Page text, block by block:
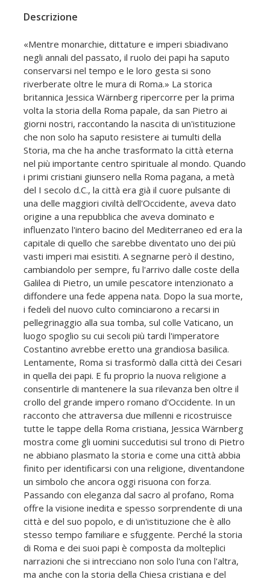
Descrizione
«Mentre monarchie, dittature e imperi sbiadivano
negli annali del passato, il ruolo dei papi ha saputo
conservarsi nel tempo e le loro gesta si sono
riverberate oltre le mura di Roma.» La storica
britannica Jessica Wärnberg ripercorre per la prima
volta la storia della Roma papale, da san Pietro ai
giorni nostri, raccontando la nascita di un'istituzione
che non solo ha saputo resistere ai tumulti della
Storia, ma che ha anche trasformato la città eterna
nel più importante centro spirituale al mondo. Quando
i primi cristiani giunsero nella Roma pagana, a metà
del I secolo d.C., la città era già il cuore pulsante di
una delle maggiori civiltà dell'Occidente, aveva dato
origine a una repubblica che aveva dominato e
influenzato l'intero bacino del Mediterraneo ed era la
capitale di quello che sarebbe diventato uno dei più
vasti imperi mai esistiti. A segnarne però il destino,
cambiandolo per sempre, fu l'arrivo dalle coste della
Galilea di Pietro, un umile pescatore intenzionato a
diffondere una fede appena nata. Dopo la sua morte,
i fedeli del nuovo culto cominciarono a recarsi in
pellegrinaggio alla sua tomba, sul colle Vaticano, un
luogo spoglio su cui secoli più tardi l'imperatore
Costantino avrebbe eretto una grandiosa basilica.
Lentamente, Roma si trasformò dalla città dei Cesari
in quella dei papi. E fu proprio la nuova religione a
consentirle di mantenere la sua rilevanza ben oltre il
crollo del grande impero romano d'Occidente. In un
racconto che attraversa due millenni e ricostruisce
tutte le tappe della Roma cristiana, Jessica Wärnberg
mostra come gli uomini succedutisi sul trono di Pietro
ne abbiano plasmato la storia e come una città abbia
finito per identificarsi con una religione, diventandone
un simbolo che ancora oggi risuona con forza.
Passando con eleganza dal sacro al profano, Roma
offre la visione inedita e spesso sorprendente di una
città e del suo popolo, e di un'istituzione che è allo
stesso tempo familiare e sfuggente. Perché la storia
di Roma e dei suoi papi è composta da molteplici
narrazioni che si intrecciano non solo l'una con l'altra,
ma anche con la storia della Chiesa cristiana e del